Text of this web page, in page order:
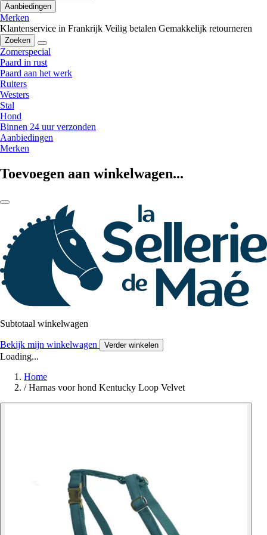
Aanbiedingen
Merken
Klantenservice in Frankrijk Veilig betalen Gemakkelijk retourneren
Zoeken
Zomerspecial
Paard in rust
Paard aan het werk
Ruiters
Westers
Stal
Hond
Binnen 24 uur verzonden
Aanbiedingen
Merken
Toevoegen aan winkelwagen...
Subtotaal winkelwagen
Bekijk mijn winkelwagen Verder winkelen
Loading...
Home
/ Harnas voor hond Kentucky Loop Velvet